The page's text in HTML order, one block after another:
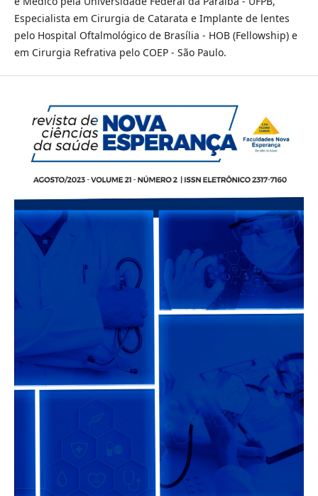
Especialista em Cirurgia de Catarata e Implante de lentes
pelo Hospital Oftalmológico de Brasília - HOB (Fellowship) e
em Cirurgia Refrativa pelo COEP - São Paulo.